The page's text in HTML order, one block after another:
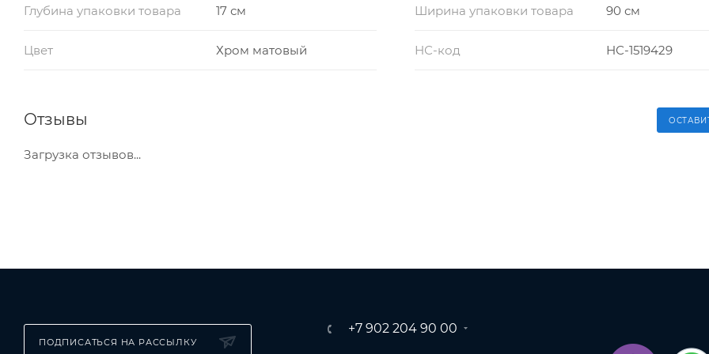
Глубина упаковки товара 17 см Ширина упаковки товара 90 см
Цвет Хром матовый НС-код НС-1519429
Отзывы
Загрузка отзывов...
ПОДПИСАТЬСЯ НА РАССЫЛКУ
+7 902 204 90 00